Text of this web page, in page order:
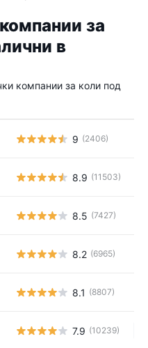
за
в
компании за коли под
9 (2406)
8.9 (11503)
8.5 (7427)
8.2 (6965)
8.1 (8807)
7.9 (10239)